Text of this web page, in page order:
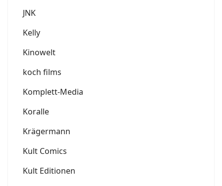
JNK
Kelly
Kinowelt
koch films
Komplett-Media
Koralle
Krägermann
Kult Comics
Kult Editionen